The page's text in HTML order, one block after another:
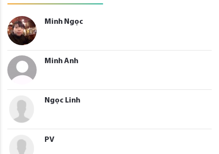
Minh Ngọc
Minh Anh
Ngọc Linh
PV